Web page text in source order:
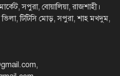
নির্বাচন: ডাকা হবে সংসদের বিশেষ
এমপি জামালের
সপুরা, বোয়ালিয়া, রাজশাহী।
ভিলা, টিটিসি মোড়, সপুরা, শাহ মখদুম,
,